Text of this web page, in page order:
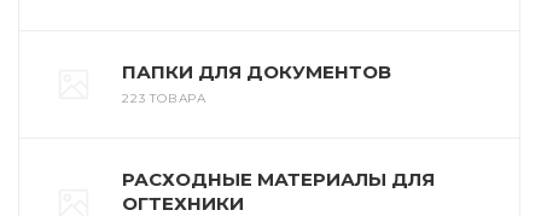
ПАПКИ ДЛЯ ДОКУМЕНТОВ
223 ТОВАРА
РАСХОДНЫЕ МАТЕРИАЛЫ ДЛЯ
ОГТЕХНИКИ